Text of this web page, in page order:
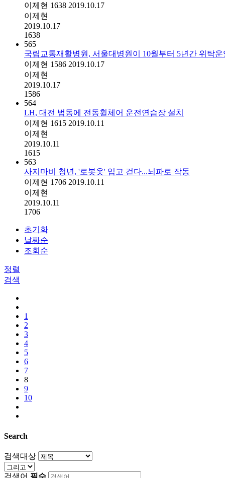
이제현 1638 2019.10.17
이제현
2019.10.17
1638
565
국립교통재활병원, 서울대병원이 10월부터 5년간 위탁운
이제현 1586 2019.10.17
이제현
2019.10.17
1586
564
LH, 대전 법동에 전동휠체어 운전연습장 설치
이제현 1615 2019.10.11
이제현
2019.10.11
1615
563
사지마비 청년, '로봇옷' 입고 걷다...뇌파로 작동
이제현 1706 2019.10.11
이제현
2019.10.11
1706
초기화
날짜순
조회순
정렬
검색
1
2
3
4
5
6
7
8
9
10
Search
검색대상
검색어 필수